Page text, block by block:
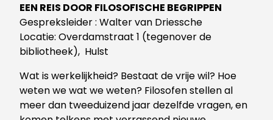
EEN REIS DOOR FILOSOFISCHE BEGRIPPEN
Gespreksleider: Walter van Driessche
Locatie: Overdamstraat 1 (tegenover de
bibliotheek), Hulst
Wat is werkelijkheid? Bestaat de vrije wil? Hoe
weten we wat we weten? Filosofen stellen al
meer dan tweeduizend jaar dezelfde vragen, en